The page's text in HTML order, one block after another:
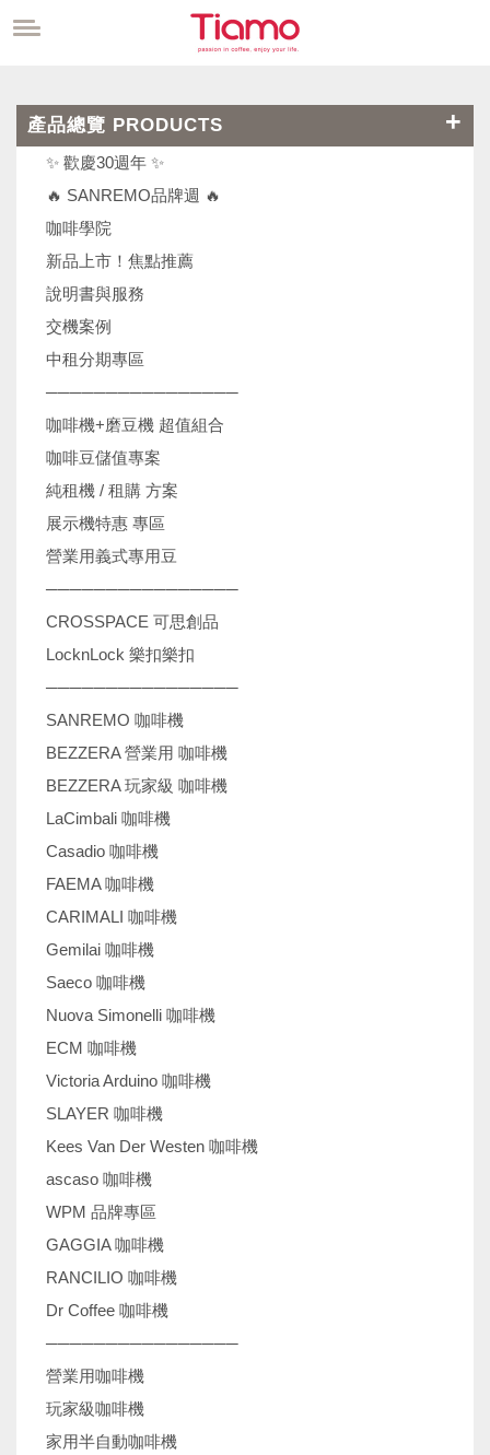
產品總覽 PRODUCTS
✨ 歡慶30週年 ✨
🔥 SANREMO品牌週 🔥
咖啡學院
新品上市！焦點推薦
說明書與服務
交機案例
中租分期專區
────────────────
咖啡機+磨豆機 超值組合
咖啡豆儲值專案
純租機 / 租購 方案
展示機特惠 專區
營業用義式專用豆
────────────────
CROSSPACE 可思創品
LocknLock 樂扣樂扣
────────────────
SANREMO 咖啡機
BEZZERA 營業用 咖啡機
BEZZERA 玩家級 咖啡機
LaCimbali 咖啡機
Casadio 咖啡機
FAEMA 咖啡機
CARIMALI 咖啡機
Gemilai 咖啡機
Saeco 咖啡機
Nuova Simonelli 咖啡機
ECM 咖啡機
Victoria Arduino 咖啡機
SLAYER 咖啡機
Kees Van Der Westen 咖啡機
ascaso 咖啡機
WPM 品牌專區
GAGGIA 咖啡機
RANCILIO 咖啡機
Dr Coffee 咖啡機
────────────────
營業用咖啡機
玩家級咖啡機
家用半自動咖啡機